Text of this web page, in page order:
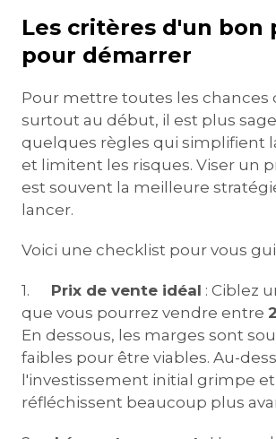
Les critères d'un bon
pour démarrer
Pour mettre toutes les chances
surtout au début, il est plus
quelques règles qui simplifient
et limitent les risques. Viser un
est souvent la meilleure
lancer.
Voici une checklist pour vous
1. Prix de vente idéal : Ciblez
que vous pourrez vendre entre
En dessous, les marges sont
faibles pour être viables. Au-
l'investissement initial grimpe
réfléchissent beaucoup plus